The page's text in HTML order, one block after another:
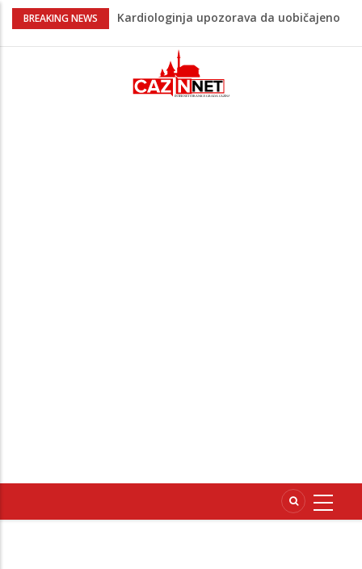
BREAKING NEWS
Kardiologinja upozorava da uobičajeno
Trump diže ljestvicu za postizanje mira,
traži od pregovarača da Iran isplati
ratnu odštetu